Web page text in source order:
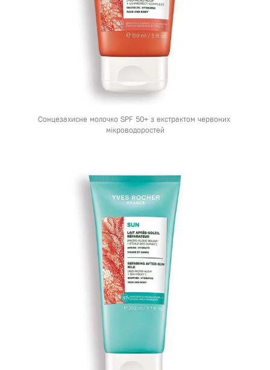
Сонцезахисне молочко SPF 50+ з екстрактом червоних
мікроводоростей